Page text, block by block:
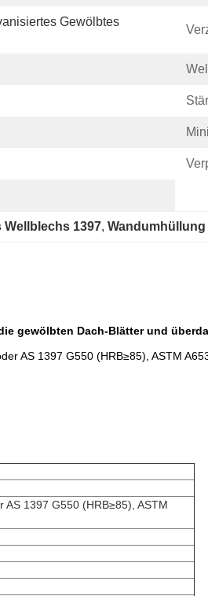
Gewölbtes
1397, Wandumhüllung
gewölbten Dach-Blätter und
AS 1397 G550 (HRB≥85), ASTM
AS 1397 G550 (HRB≥85), ASTM